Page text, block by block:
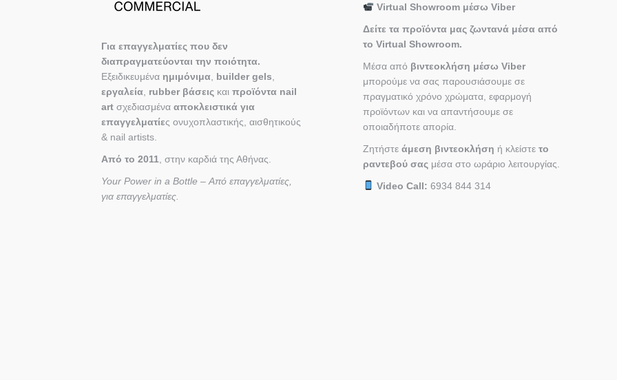
Για επαγγελματίες που δεν
διαπραγματεύονται την ποιότητα.
Εξειδικευμένα ημιμόνιμα builder gels
εργαλεία rubber βάσεις και προϊόντα nail
art σχεδιασμένα αποκλειστικά για
επαγγελματίες ονυχοπλαστικής, αισθητικούς
& nail artists.
Από το 2011 , στην καρδιά της Αθήνας.
Your Power in a Bottle – Από επαγγελματίες,
για επαγγελματίες.
Virtual Showroom μέσω Viber
Δείτε τα προϊόντα μας ζωντανά μέσα από
το Virtual Showroom.
Μέσα από βιντεοκλήση μέσω Viber
μπορούμε να σας παρουσιάσουμε σε
πραγματικό χρόνο χρώματα, εφαρμογή
προϊόντων και να απαντήσουμε σε
οποιαδήποτε απορία.
Ζητήστε άμεση βιντεοκλήση ή κλείστε το
ραντεβού σας μέσα στο ωράριο λειτουργίας.
Video Call: 6934 844 314